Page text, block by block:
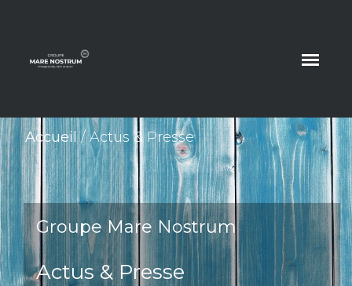
Accueil/Actus & Presse
Groupe Mare Nostrum
Actus & Presse